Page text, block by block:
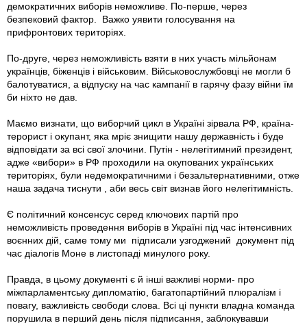
демократичних виборів неможливе. По-перше, через
безпековий фактор. Важко уявити голосування на
прифронтових територіях.
По-друге, через неможливість взяти в них участь мільйонам
українців, біженців і військовим. Військовослужбовці не могли б
балотуватися, а відпуску на час кампанії в гарячу фазу війни їм
би ніхто не дав.
Маємо визнати, що виборчий цикл в Україні зірвала РФ, країна-
терорист і окупант, яка мріє знищити нашу державність і буде
відповідати за всі свої злочини. Путін - нелегітимний президент,
адже «вибори» в РФ проходили на окупованих українських
територіях, були недемократичними і безальтернативними, отже
наша задача тиснути , аби весь світ визнав його нелегітимність.
Є політичний консенсус серед ключових партій про
неможливість проведення виборів в Україні під час інтенсивних
воєнних дій, саме тому ми підписали узгоджений документ під
час діалогів Моне в листопаді минулого року.
Правда, в цьому документі є й інші важливі норми- про
міжпарламентську дипломатію, багатопартійний плюралізм і
повагу, важливість свободи слова. Всі ці пункти владна команда
порушила в перший день після підписання, заблокувавши